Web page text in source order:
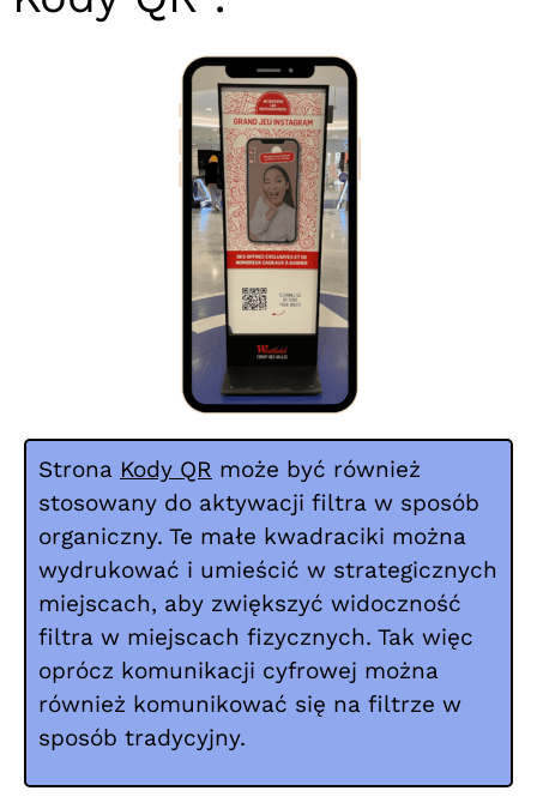
Strona Kody QR może być również
stosowany do aktywacji filtra w sposób
organiczny. Te małe kwadraciki można
wydrukować i umieścić w strategicznych
miejscach, aby zwiększyć widoczność
filtra w miejscach fizycznych. Tak więc
oprócz komunikacji cyfrowej można
również komunikować się na filtrze w
sposób tradycyjny.